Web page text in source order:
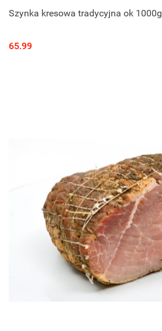
Szynka kresowa tradycyjna ok 1000g
65.99